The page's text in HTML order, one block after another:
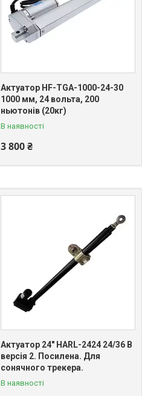
Актуатор HF-TGA-1000-24-30
1000 мм, 24 вольта, 200
ньютонів (20кг)
В наявності
3 800 ₴
Актуатор 24" HARL-2424 24/36 В
версія 2. Посилена. Для
сонячного трекера.
В наявності